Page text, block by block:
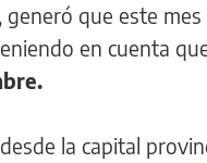
que este
en cuenta
la capital